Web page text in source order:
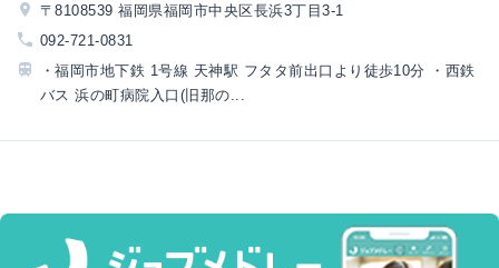
〒8108539 福岡県福岡市中央区長浜3丁目3-1
092-721-0831
・福岡市地下鉄 1号線 天神駅 フタタ前出口より徒歩10分 ・西鉄
バス 浜の町病院入口(旧那の...